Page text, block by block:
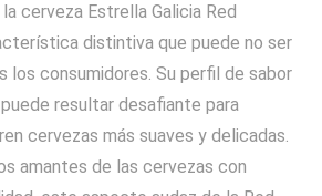
cerveza Estrella Galicia Red
distintiva que puede no ser
los consumidores. Su perfil de sabor
resultar desafiante para
cervezas más suaves y delicadas.
amantes de las cervezas con